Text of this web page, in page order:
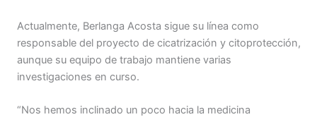
Actualmente, Berlanga Acosta sigue su línea como
responsable del proyecto de cicatrización y citoprotección,
aunque su equipo de trabajo mantiene varias
investigaciones en curso.
“Nos hemos inclinado un poco hacia la medicina